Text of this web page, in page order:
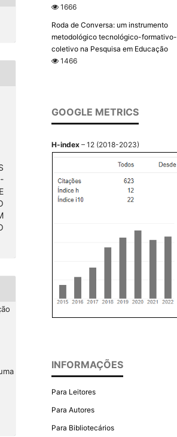
1666
Roda de Conversa: um instrumento
metodológico tecnológico-formativo-
coletivo na Pesquisa em Educação
1466
GOOGLE METRICS
H-index – 12 (2018-2023)
INFORMAÇÕES
Para Leitores
Para Autores
Para Bibliotecários